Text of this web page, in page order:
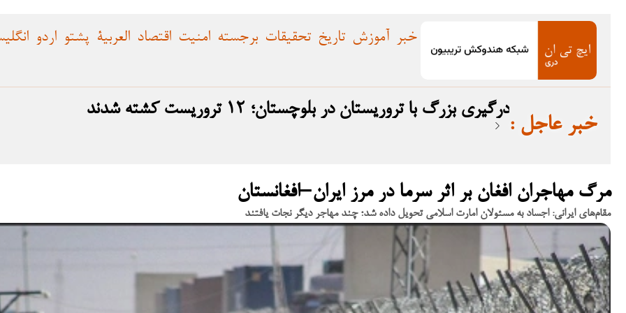
اقتصاد امنیت برجسته تحقیقات تاریخ آموزش خبر اردو پشتو العربية
درگیری بزرگ با تروریستان در بلوچستان؛ ۱۲ تروریست کشته شدند
: خبر عاجل
مرگ مهاجران افغان بر اثر سرما در مرز ایران–افغانستان
مقام‌های ایرانی: اجساد به مسئولان امارت اسلامی تحویل داده شد؛ چند مهاجر دیگر نجات یافتند